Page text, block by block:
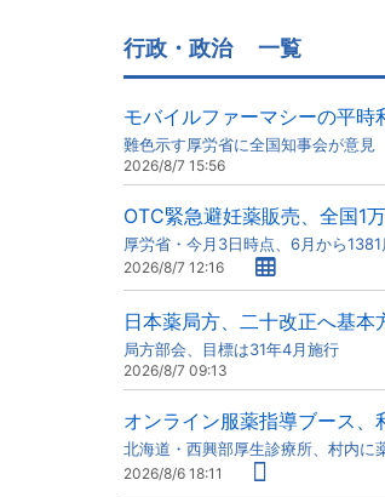
行政・政治 一覧
モバイルファーマシーの平時
難色示す厚労省に全国知事会が意見
2026/8/7 15:56
OTC緊急避妊薬販売、全国1
厚労省・今月3日時点、6月から
2026/8/7 12:16
日本薬局方、二十改正へ基本
局方部会、目標は31年4月施行
2026/8/7 09:13
オンライン服薬指導ブース、
北海道・西興部厚生診療所、村内に
2026/8/6 18:11